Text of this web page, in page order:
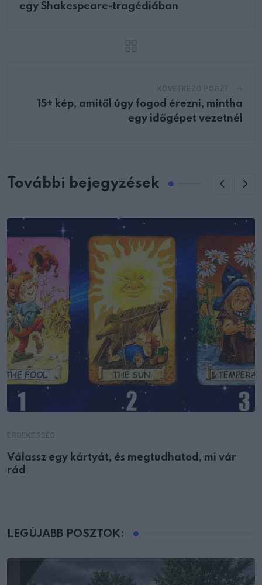
egy Shakespeare-tragédiában
15+ kép, amitől úgy fogod érezni, mintha
egy időgépet vezetnél
További bejegyzések
Válassz egy kártyát, és megtudhatod, mi vár
rád
LEGÚJABB POSZTOK: